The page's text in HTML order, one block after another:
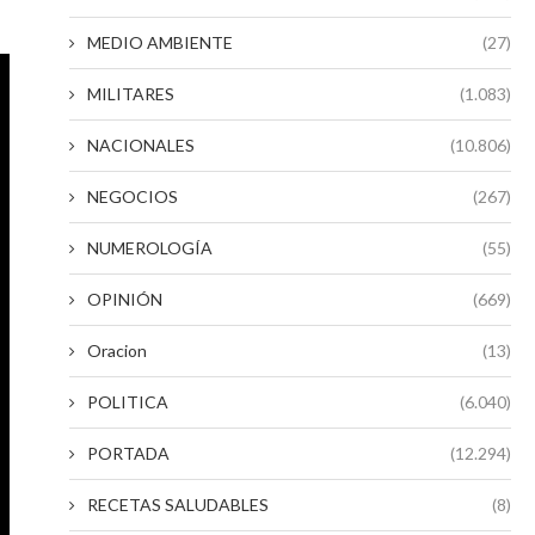
MEDIO AMBIENTE (27)
MILITARES (1.083)
NACIONALES (10.806)
NEGOCIOS (267)
NUMEROLOGÍA (55)
OPINIÓN (669)
Oracion (13)
POLITICA (6.040)
PORTADA (12.294)
RECETAS SALUDABLES (8)